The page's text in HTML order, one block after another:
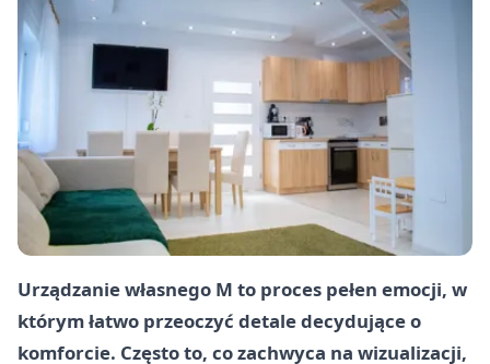
Urządzanie własnego M to proces pełen emocji, w
którym łatwo przeoczyć detale decydujące o
komforcie. Często to, co zachwyca na wizualizacji,